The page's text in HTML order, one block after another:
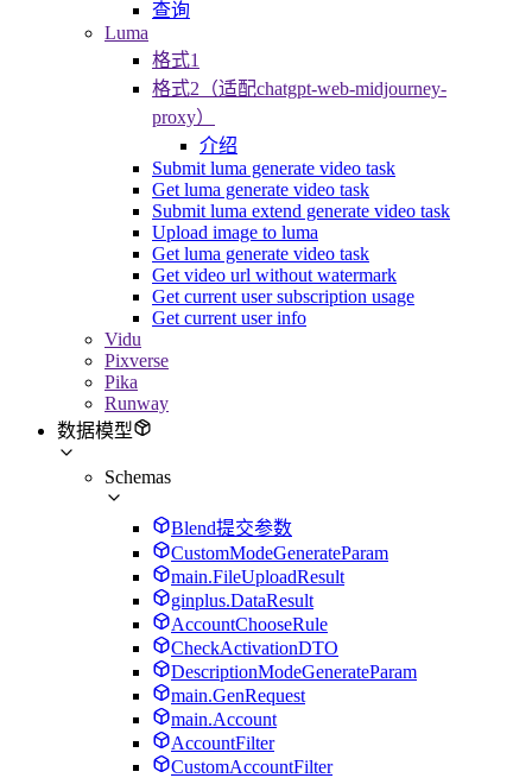
查询
Luma
格式1
格式2（适配chatgpt-web-midjourney-
proxy）
介绍
Submit luma generate video task
Get luma generate video task
Submit luma extend generate video task
Upload image to luma
Get luma generate video task
Get video url without watermark
Get current user subscription usage
Get current user info
Vidu
Pixverse
Pika
Runway
数据模型
Schemas
Blend提交参数
CustomModeGenerateParam
main.FileUploadResult
ginplus.DataResult
AccountChooseRule
CheckActivationDTO
DescriptionModeGenerateParam
main.GenRequest
main.Account
AccountFilter
CustomAccountFilter